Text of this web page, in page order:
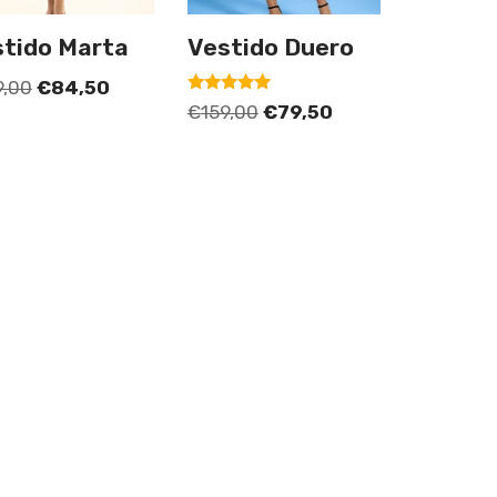
Marta
€84,50
Vestido Duero
Valorado
con
€159,00 €79,50